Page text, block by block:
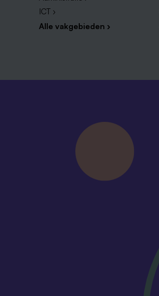
ICT ›
Alle vakgebieden ›